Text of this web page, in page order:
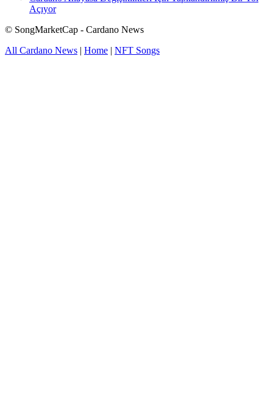
Açıyor
© SongMarketCap - Cardano News
All Cardano News | Home | NFT Songs